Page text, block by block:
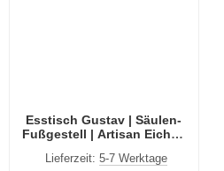
Esstisch Gustav | Säulen-
Fußgestell | Artisan Eiche /
Lieferzeit: 5-7 Werktage